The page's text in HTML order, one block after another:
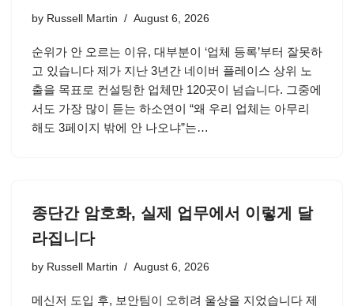
by Russell Martin August 6, 2026
순위가 안 오르는 이유, 대부분이 ‘업체 등록’부터 잘못하
고 있습니다 제가 지난 3년간 네이버 플레이스 상위 노
출을 목표로 컨설팅한 업체만 120곳이 넘습니다. 그중에
서도 가장 많이 듣는 하소연이 “왜 우리 업체는 아무리
해도 3페이지 밖에 안 나오냐”는…
종단간 암호화, 실제 업무에서 이렇게 달
라집니다
by Russell Martin August 6, 2026
메신저 도입 후, 보안팀이 오히려 울상을 지었습니다 제